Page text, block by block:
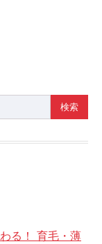
る！ 育毛・薄